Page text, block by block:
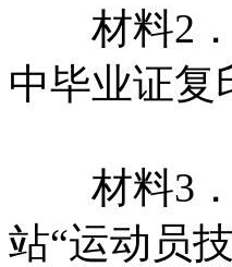
材料2．
中毕业证复
材料3．
站“运动员